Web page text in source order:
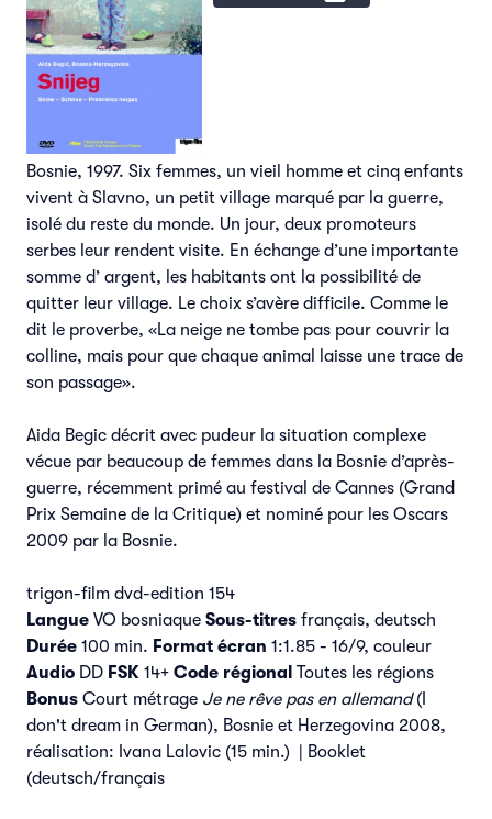
Bosnie, 1997. Six femmes, un vieil homme et cinq enfants
vivent à Slavno, un petit village marqué par la guerre,
isolé du reste du monde. Un jour, deux promoteurs
serbes leur rendent visite. En échange d’une importante
somme d’ argent, les habitants ont la possibilité de
quitter leur village. Le choix s’avère difficile. Comme le
dit le proverbe, «La neige ne tombe pas pour couvrir la
colline, mais pour que chaque animal laisse une trace de
son passage».
Aida Begic décrit avec pudeur la situation complexe
vécue par beaucoup de femmes dans la Bosnie d’après-
guerre, récemment primé au festival de Cannes (Grand
Prix Semaine de la Critique) et nominé pour les Oscars
2009 par la Bosnie.
trigon-film dvd-edition 154
Langue VO bosniaque Sous-titres français, deutsch
Durée 100 min. Format écran 1:1.85 - 16/9, couleur
Audio DD FSK 14+ Code régional Toutes les régions
Bonus Court métrage Je ne rêve pas en allemand(I
don't dream in German), Bosnie et Herzegovina 2008,
réalisation: Ivana Lalovic (15 min.) | Booklet
(deutsch/français